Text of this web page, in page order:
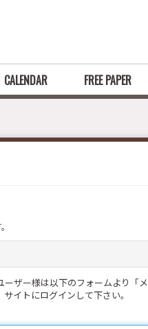
CALENDAR FREE PAPER
ーザー様は以下のフォームより「メ
イトにログインして下さい。